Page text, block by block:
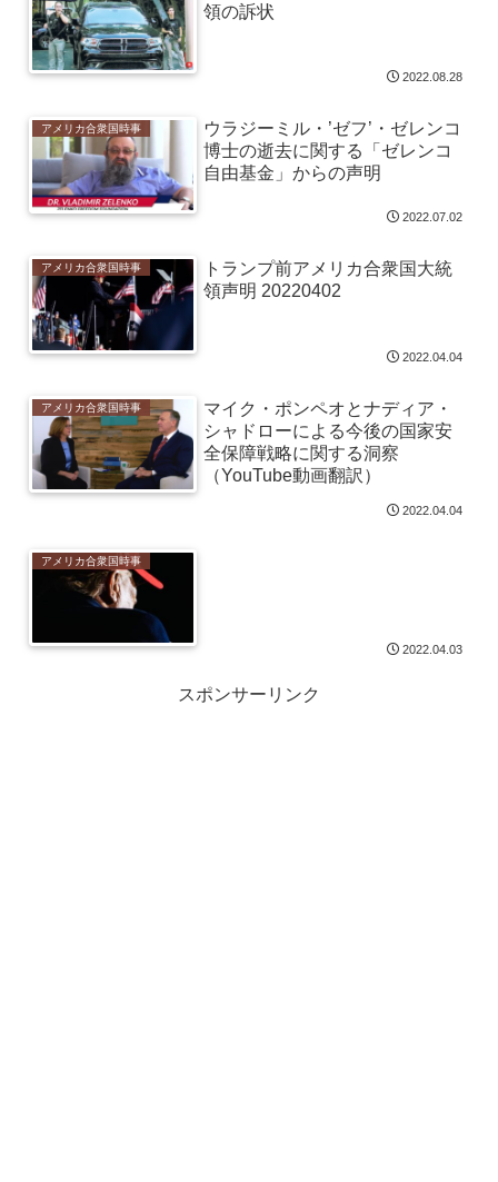
領の訴状
2022.08.28
アメリカ合衆国時事
ウラジーミル・’ゼフ’・ゼレンコ
博士の逝去に関する「ゼレンコ
自由基金」からの声明
2022.07.02
アメリカ合衆国時事
トランプ前アメリカ合衆国大統
領声明 20220402
2022.04.04
アメリカ合衆国時事
マイク・ポンペオとナディア・
シャドローによる今後の国家安
全保障戦略に関する洞察
（YouTube動画翻訳）
2022.04.04
アメリカ合衆国時事
2022.04.03
スポンサーリンク